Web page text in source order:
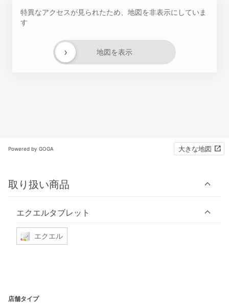
特異なアクセスが見られたため、地図を非表示にしていま
す
地図を表示
›
Powered by GOGA 大きな地図
取り扱い商品
エクエルタブレット
エクエル
店舗タイプ